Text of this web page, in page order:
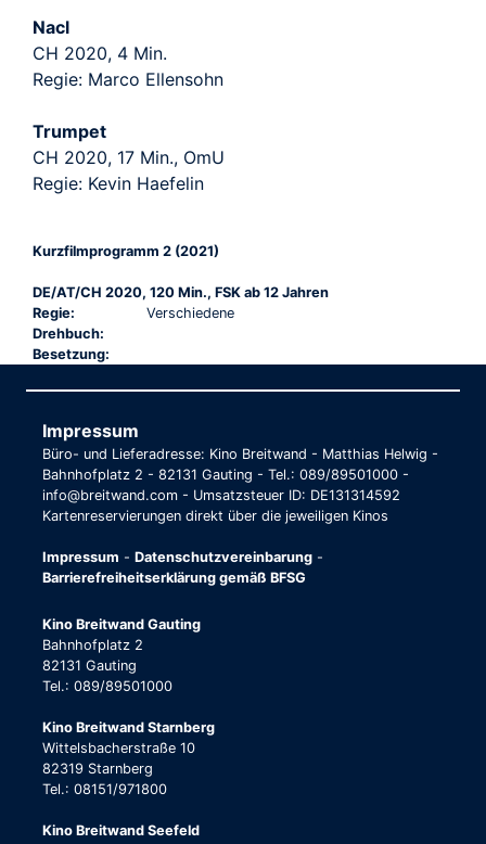
Nacl
CH 2020, 4 Min.
Regie: Marco Ellensohn
Trumpet
CH 2020, 17 Min., OmU
Regie: Kevin Haefelin
Kurzfilmprogramm 2 (2021)
DE/AT/CH 2020, 120 Min., FSK ab 12 Jahren
Regie:
Verschiedene
Drehbuch:
Besetzung:
Impressum
Büro- und Lieferadresse: Kino Breitwand - Matthias Helwig -
Bahnhofplatz 2 - 82131 Gauting - Tel.: 089/89501000 -
info@breitwand.com - Umsatzsteuer ID: DE131314592
Kartenreservierungen direkt über die jeweiligen Kinos
Impressum - Datenschutzvereinbarung -
Barrierefreiheitserklärung gemäß BFSG
Kino Breitwand Gauting
Bahnhofplatz 2
82131 Gauting
Tel.: 089/89501000
Kino Breitwand Starnberg
Wittelsbacherstraße 10
82319 Starnberg
Tel.: 08151/971800
Kino Breitwand Seefeld